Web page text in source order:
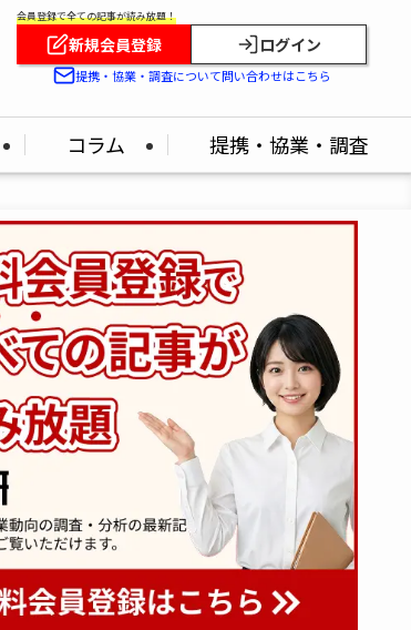
会員登録で全ての記事が読み放題！
新規会員登録 ログイン
提携・協業・調査について問い合わせはこちら
コラム 提携・協業・調査